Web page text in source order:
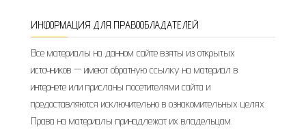
ИНФОРМАЦИЯ ДЛЯ ПРАВООБЛАДАТЕЛЕЙ
Все материалы на данном сайте взяты из открытых
источников — имеют обратную ссылку на материал в
интернете или присланы посетителями сайта и
предоставляются исключительно в ознакомительных целях.
Права на материалы принадлежат их владельцам.